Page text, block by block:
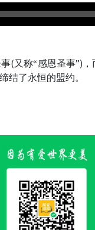
(又称“感恩圣事”)
结了永恒的盟约。